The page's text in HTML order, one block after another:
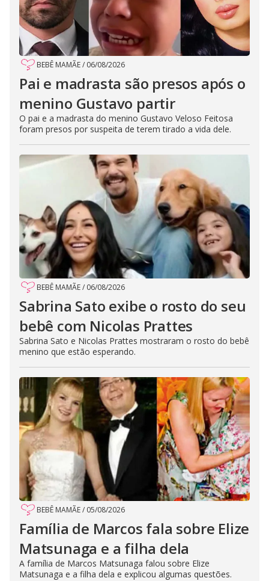
BEBÊ MAMÃE/ 06/08/2026
Pai e madrasta são presos após o
menino Gustavo partir
O pai e a madrasta do menino Gustavo Veloso Feitosa
foram presos por suspeita de terem tirado a vida dele.
BEBÊ MAMÃE/ 06/08/2026
Sabrina Sato exibe o rosto do seu
bebê com Nicolas Prattes
Sabrina Sato e Nicolas Prattes mostraram o rosto do bebê
menino que estão esperando.
BEBÊ MAMÃE/ 05/08/2026
Família de Marcos fala sobre Elize
Matsunaga e a filha dela
A família de Marcos Matsunaga falou sobre Elize
Matsunaga e a filha dela e explicou algumas questões.